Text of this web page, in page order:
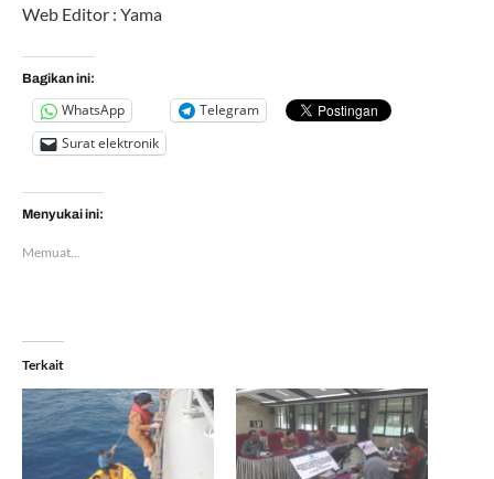
Web Editor : Yama
Bagikan ini:
WhatsApp
Telegram
Surat elektronik
Menyukai ini:
Memuat...
Terkait